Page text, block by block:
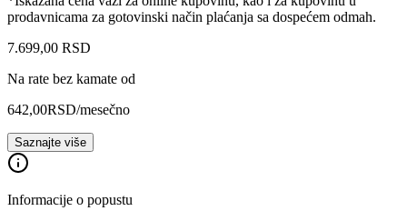
prodavnicama za gotovinski način plaćanja sa dospećem odmah.
7.699,00 RSD
Na rate bez kamate od
642,00RSD/mesečno
Saznajte više
Informacije o popustu